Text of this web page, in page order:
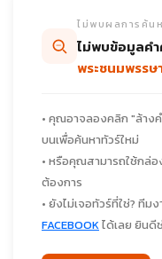
ไม่พบผลการค้น
ไม่พบข้อมูลคำ
พระชนมพรรษ
• คุณอาจลองคลิก "ล้าง
บนเพื่อค้นหาทัวร์ใหม่
• หรือคุณสามารถใช้กล่
ต้องการ
• ยังไม่เจอทัวร์ที่ใช่? ทีม
FACEBOOKได้เลย ยินดี